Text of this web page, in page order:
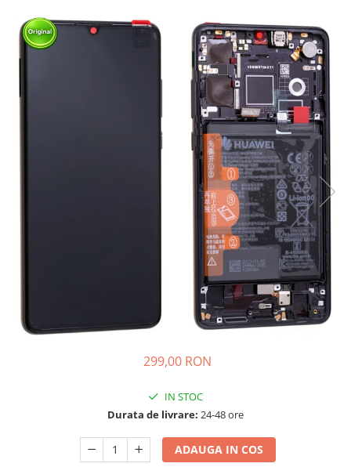
Ecrane Nokia
Ecrane Oppo / Realme
Ecrane ZTE
Componente GSM
Module si conectori incarcare
299,00 RON
IN STOC
Durata de livrare: 24-48 ore
ADAUGA IN COS